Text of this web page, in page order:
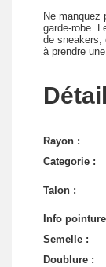
Ne manquez
garde-robe.
de sneakers,
à prendre
Rayon :
Categorie :
Talon :
Info
Semelle :
Doublure :